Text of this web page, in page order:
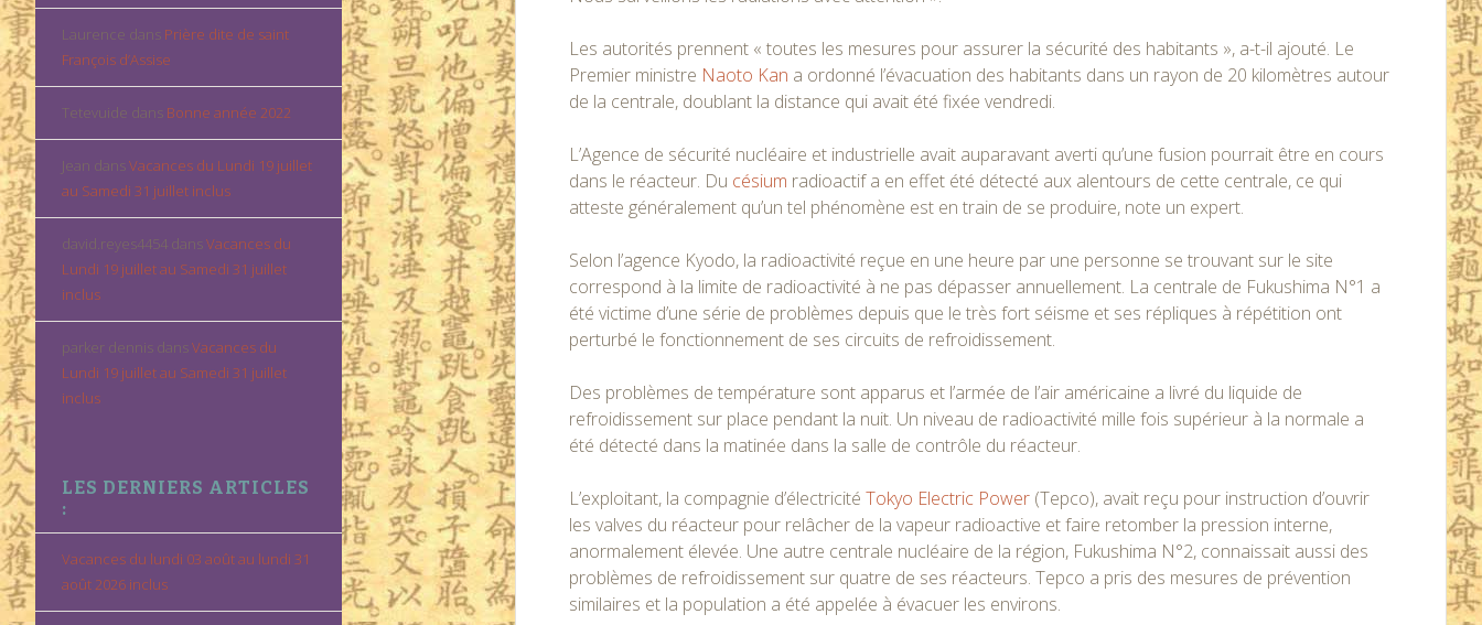
Laurence dans Prière dite de saint
François d’Assise
Tetevuide dans Bonne année 2022
Jean dansVacances du Lundi 19 juillet
au Samedi 31 juillet inclus
david.reyes4454 dansVacances du
Lundi 19 juillet au Samedi 31 juillet
inclus
parker dennis dansVacances du
Lundi 19 juillet au Samedi 31 juillet
inclus
LES DERNIERS ARTICLES
:
Vacances du lundi 03 août au lundi 31
août 2026 inclus
Les autorités prennent « toutes les mesures pour assurer la sécurité des habitants », a-t-il ajouté. Le
Premier ministre Naoto Kan a ordonné l’évacuation des habitants dans un rayon de 20 kilomètres autour
de la centrale, doublant la distance qui avait été fixée vendredi.
L’Agence de sécurité nucléaire et industrielle avait auparavant averti qu’une fusion pourrait être en cours
dans le réacteur. Du césium radioactif a en effet été détecté aux alentours de cette centrale, ce qui
atteste généralement qu’un tel phénomène est en train de se produire, note un expert.
Selon l’agence Kyodo, la radioactivité reçue en une heure par une personne se trouvant sur le site
correspond à la limite de radioactivité à ne pas dépasser annuellement. La centrale de Fukushima N°1 a
été victime d’une série de problèmes depuis que le très fort séisme et ses répliques à répétition ont
perturbé le fonctionnement de ses circuits de refroidissement.
Des problèmes de température sont apparus et l’armée de l’air américaine a livré du liquide de
refroidissement sur place pendant la nuit. Un niveau de radioactivité mille fois supérieur à la normale a
été détecté dans la matinée dans la salle de contrôle du réacteur.
L’exploitant, la compagnie d’électricitéTokyo Electric Power (Tepco), avait reçu pour instruction d’ouvrir
les valves du réacteur pour relâcher de la vapeur radioactive et faire retomber la pression interne,
anormalement élevée. Une autre centrale nucléaire de la région, Fukushima N°2, connaissait aussi des
problèmes de refroidissement sur quatre de ses réacteurs. Tepco a pris des mesures de prévention
similaires et la population a été appelée à évacuer les environs.